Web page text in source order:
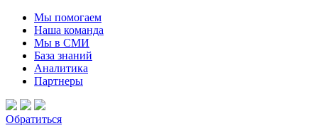
Мы помогаем
Наша команда
Мы в СМИ
База знаний
Аналитика
Партнеры
Обратиться